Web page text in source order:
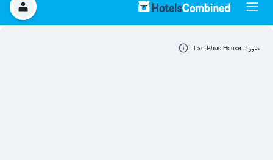
صور لـ Lan Phuc House